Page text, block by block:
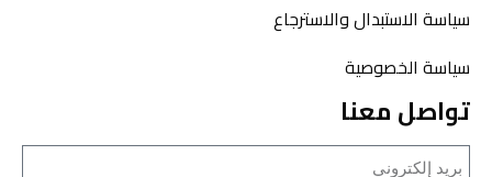
سياسة الاستبدال والاسترجاع
سياسة الخصوصية
تواصل معنا